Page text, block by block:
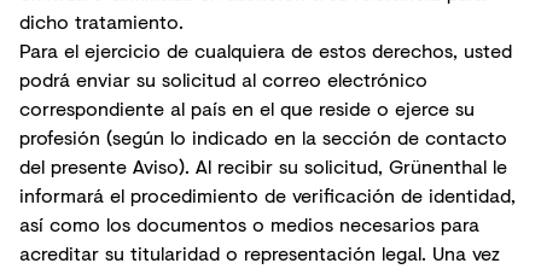
dicho tratamiento.
Para el ejercicio de cualquiera de estos derechos, usted
podrá enviar su solicitud al correo electrónico
correspondiente al país en el que reside o ejerce su
profesión (según lo indicado en la sección de contacto
del presente Aviso). Al recibir su solicitud, Grünenthal le
informará el procedimiento de verificación de identidad,
así como los documentos o medios necesarios para
acreditar su titularidad o representación legal. Una vez